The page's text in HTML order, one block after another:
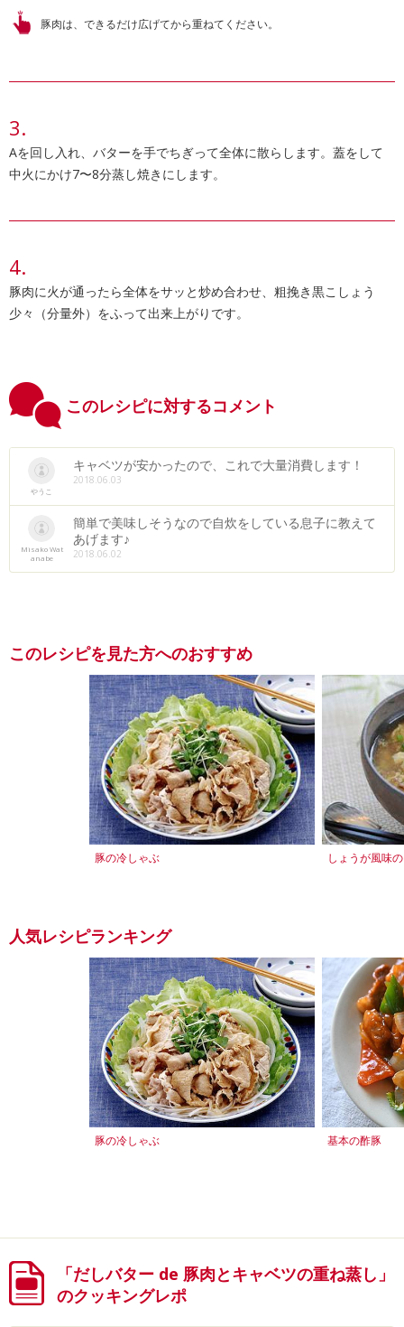
豚肉は、できるだけ広げてから重ねてください。
Aを回し入れ、バターを手でちぎって全体に散らします。蓋をして
中火にかけ7〜8分蒸し焼きにします。
豚肉に火が通ったら全体をサッと炒め合わせ、粗挽き黒こしょう
少々（分量外）をふって出来上がりです。
このレシピに対するコメント
やうこ
キャベツが安かったので、これで大量消費します！
2018.06.03
Misako Wat
anabe
簡単で美味しそうなので自炊をしている息子に教えて
あげます♪
2018.06.02
このレシピを見た方へのおすすめ
豚の冷しゃぶ しょうが風味
人気レシピランキング
豚の冷しゃぶ 基本の酢豚
「だしバター de 豚肉とキャベツの重ね蒸し」
のクッキングレポ